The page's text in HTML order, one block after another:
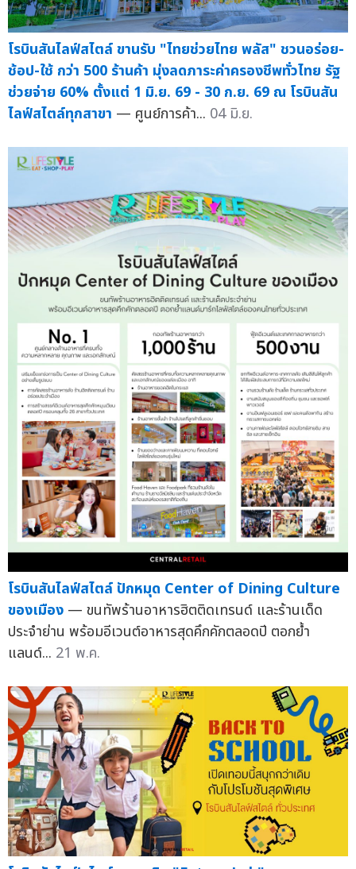
โรบินสันไลฟ์สไตล์ ขานรับ "ไทยช่วยไทย พลัส" ชวนอร่อย-
ช้อป-ใช้ กว่า 500 ร้านค้า มุ่งลดภาระค่าครองชีพทั่วไทย รัฐ
ช่วยจ่าย 60% ตั้งแต่ 1 มิ.ย. 69 - 30 ก.ย. 69 ณ โรบินสัน
ไลฟ์สไตล์ทุกสาขา — ศูนย์การค้า... 04 มิ.ย.
โรบินสันไลฟ์สไตล์ ปักหมุด Center of Dining Culture
ของเมือง — ขนทัพร้านอาหารฮิตติดเทรนด์ และร้านเด็ด
ประจำย่าน พร้อมอีเวนต์อาหารสุดคึกคักตลอดปี ตอกย้ำ
แลนด์... 21 พ.ค.